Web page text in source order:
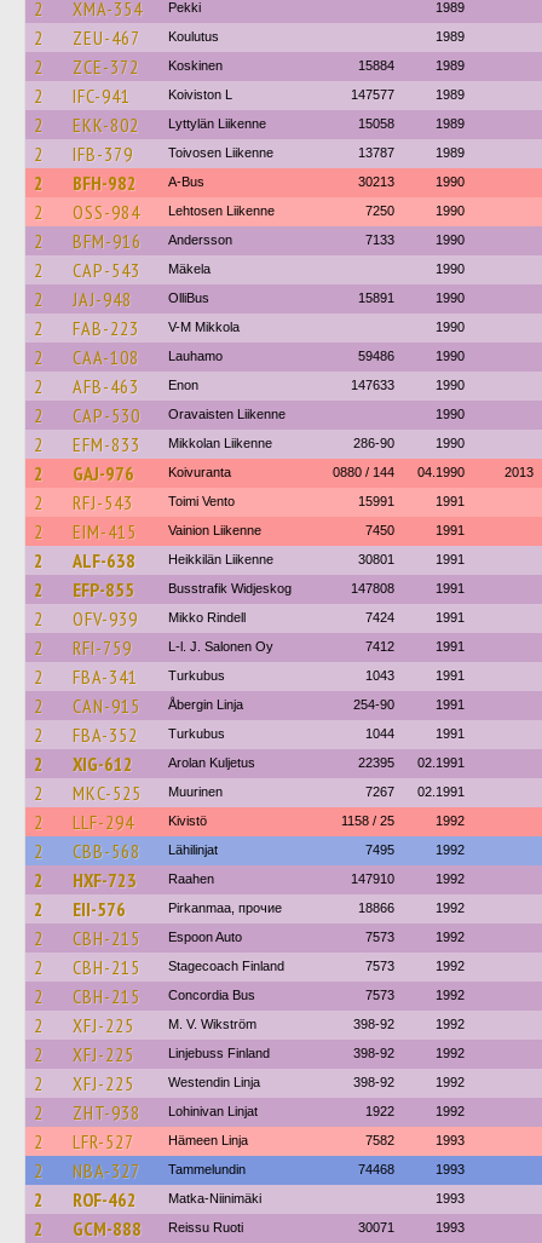
2 XMA-354 Pekki 1989
2 ZEU-467 Koulutus 1989
2 ZCE-372 Koskinen 15884 1989
2 IFC-941 Koiviston L 147577 1989
2 EKK-802 Lyttylän Liikenne 15058 1989
2 IFB-379 Toivosen Liikenne 13787 1989
2 BFH-982 A-Bus 30213 1990
2 OSS-984 Lehtosen Liikenne 7250 1990
2 BFM-916 Andersson 7133 1990
2 CAP-543 Mäkela 1990
2 JAJ-948 OlliBus 15891 1990
2 FAB-223 V-M Mikkola 1990
2 CAA-108 Lauhamo 59486 1990
2 AFB-463 Enon 147633 1990
2 CAP-530 Oravaisten Liikenne 1990
2 EFM-833 Mikkolan Liikenne 286-90 1990
2 GAJ-976 Koivuranta 0880 / 144 04.1990 2013
2 RFJ-543 Toimi Vento 15991 1991
2 EIM-415 Vainion Liikenne 7450 1991
2 ALF-638 Heikkilän Liikenne 30801 1991
2 EFP-855 Busstrafik Widjeskog 147808 1991
2 OFV-939 Mikko Rindell 7424 1991
2 RFI-759 L-l. J. Salonen Oy 7412 1991
2 FBA-341 Turkubus 1043 1991
2 CAN-915 Åbergin Linja 254-90 1991
2 FBA-352 Turkubus 1044 1991
2 XIG-612 Arolan Kuljetus 22395 02.1991
2 MKC-525 Muurinen 7267 02.1991
2 LLF-294 Kivistö 1158 / 25 1992
2 CBB-568 Lähilinjat 7495 1992
2 HXF-723 Raahen 147910 1992
2 EII-576 Pirkanmaa, прочие 18866 1992
2 CBH-215 Espoon Auto 7573 1992
2 CBH-215 Stagecoach Finland 7573 1992
2 CBH-215 Concordia Bus 7573 1992
2 XFJ-225 M. V. Wikström 398-92 1992
2 XFJ-225 Linjebuss Finland 398-92 1992
2 XFJ-225 Westendin Linja 398-92 1992
2 ZHT-938 Lohinivan Linjat 1922 1992
2 LFR-527 Hämeen Linja 7582 1993
2 NBA-327 Tammelundin 74468 1993
2 ROF-462 Matka-Niinimäki 1993
2 GCM-888 Reissu Ruoti 30071 1993